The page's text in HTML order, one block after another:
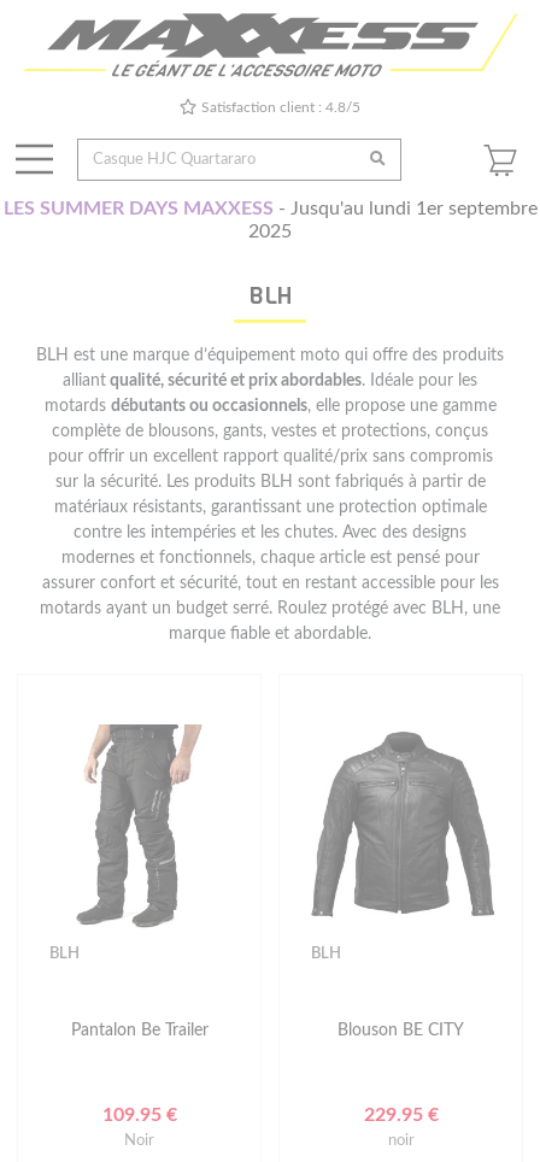
Satisfaction client : 4.8/5
LES SUMMER DAYS MAXXESS - Jusqu'au lundi 1er septembre
2025
BLH
BLH est une marque d’équipement moto qui offre des produits
alliant qualité, sécurité et prix abordables. Idéale pour les
motards débutants ou occasionnels, elle propose une gamme
complète de blousons, gants, vestes et protections, conçus
pour offrir un excellent rapport qualité/prix sans compromis
sur la sécurité. Les produits BLH sont fabriqués à partir de
matériaux résistants, garantissant une protection optimale
contre les intempéries et les chutes. Avec des designs
modernes et fonctionnels, chaque article est pensé pour
assurer confort et sécurité, tout en restant accessible pour les
motards ayant un budget serré. Roulez protégé avec BLH, une
marque fiable et abordable.
BLH
Pantalon Be Trailer
109.95 €
Noir
BLH
Blouson BE CITY
229.95 €
noir